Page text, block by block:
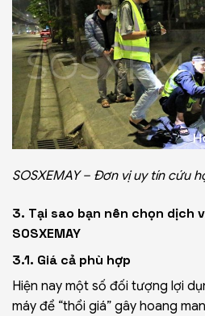
SOSXEMAY – Đơn vị uy tín cứu
3. Tại sao bạn nên chọn dịch
SOSXEMAY
3.1. Giá cả phù hợp
Hiện nay một số đối tượng lợi
máy để “thổi giá” gây hoang